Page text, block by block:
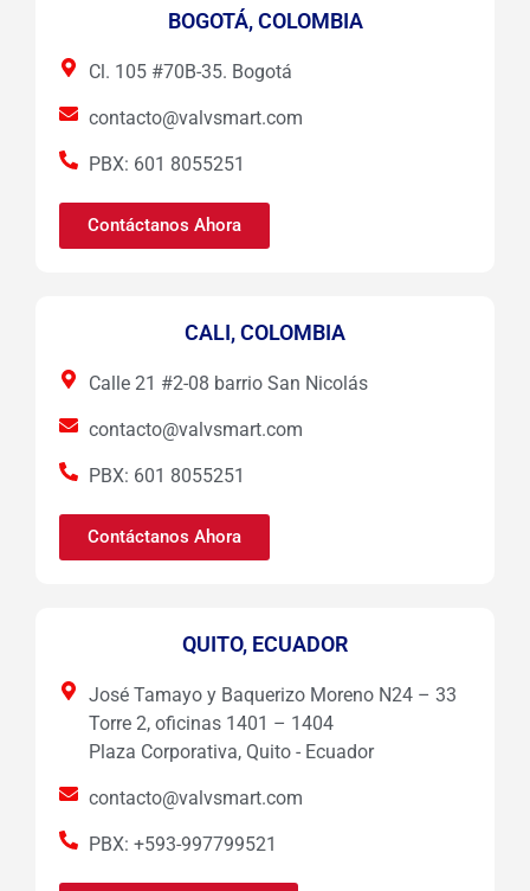
BOGOTÁ, COLOMBIA
Cl. 105 #70B-35. Bogotá
contacto@valvsmart.com
PBX: 601 8055251
Contáctanos Ahora
CALI, COLOMBIA
Calle 21 #2-08 barrio San Nicolás
contacto@valvsmart.com
PBX: 601 8055251
Contáctanos Ahora
QUITO, ECUADOR
José Tamayo y Baquerizo Moreno N24 – 33
Torre 2, oficinas 1401 – 1404
Plaza Corporativa, Quito - Ecuador
contacto@valvsmart.com
PBX: +593-997799521